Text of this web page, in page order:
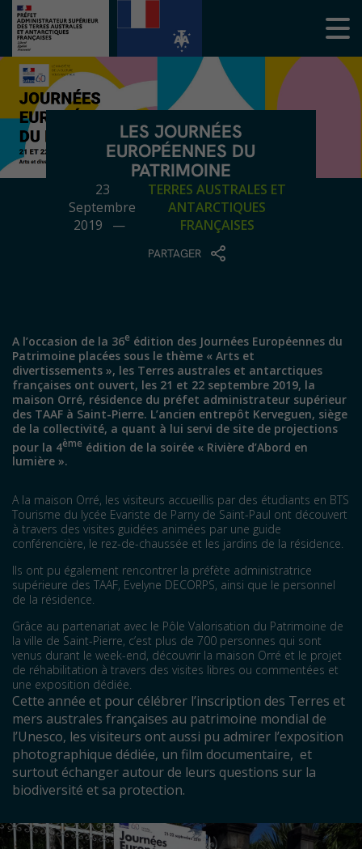
LES JOURNÉES
EUROPÉENNES DU
PATRIMOINE
23
Septembre
2019 —
TERRES AUSTRALES ET
ANTARCTIQUES
FRANÇAISES
PARTAGER
A l’occasion de la 36e édition des Journées Européennes du
Patrimoine placées sous le thème « Arts et
divertissements », les Terres australes et antarctiques
françaises ont ouvert, les 21 et 22 septembre 2019, la
maison Orré, résidence du préfet administrateur supérieur
des TAAF à Saint-Pierre. L’ancien entrepôt Kerveguen, siège
de la collectivité, a quant à lui servi de site de projections
pour la 4ème édition de la soirée « Rivière d’Abord en
lumière ».
A la maison Orré, les visiteurs accueillis par des étudiants en BTS
Tourisme du lycée Evariste de Parny de Saint-Paul ont découvert
à travers des visites guidées animées par une guide
conférencière, le rez-de-chaussée et les jardins de la résidence.
Ils ont pu également rencontrer la préfète administratrice
supérieure des TAAF, Evelyne DECORPS, ainsi que le personnel
de la résidence.
Grâce au partenariat avec le Pôle Valorisation du Patrimoine de
la ville de Saint-Pierre, c’est plus de 700 personnes qui sont
venus durant le week-end, découvrir la maison Orré et le projet
de réhabilitation à travers des visites libres ou commentées et
une exposition dédiée.
Cette année et pour célébrer l’inscription des Terres et
mers australes françaises au patrimoine mondial de
l’Unesco, les visiteurs ont aussi pu admirer l’exposition
photographique dédiée, un film documentaire, et
surtout échanger autour de leurs questions sur la
biodiversité et sa protection.